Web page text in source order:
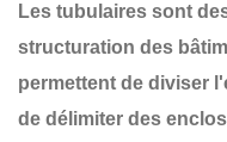
Les tubulaires sont
structuration des
permettent de diviser
de délimiter des